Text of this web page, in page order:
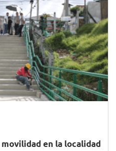
en la localidad